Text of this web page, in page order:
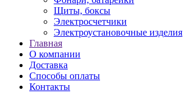
Щиты, боксы
Электросчетчики
Электроустановочные изделия
Главная
О компании
Доставка
Способы оплаты
Контакты